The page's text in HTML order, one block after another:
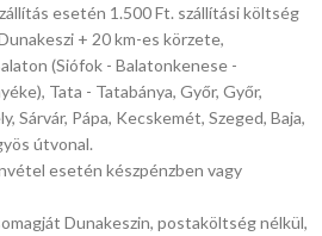
esetén 1.500 Ft. szállítási költség
+ 20 km-es körzete,
(Siófok - Balatonkenese -
Tata - Tatabánya, Győr, Győr,
Sárvár, Pápa, Kecskemét, Szeged, Baja,
útvonal.
esetén készpénzben vagy
Dunakeszin, postaköltség nélkül,